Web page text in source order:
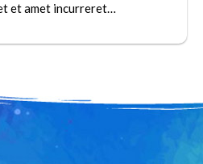
et amet incurreret…